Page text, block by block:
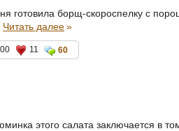
готовила борщ-скороспелку с
Читать далее»
11 60
этого салата заключается в